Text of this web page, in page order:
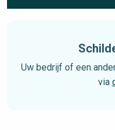
Uw bedrijf of een
via